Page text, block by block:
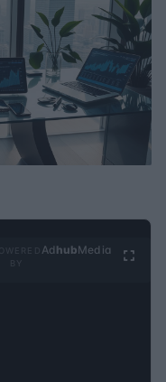
Ad hubMedia